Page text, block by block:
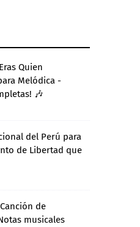
Quien
Melódica -
🎶
del Perú para
de Libertad que
de
musicales